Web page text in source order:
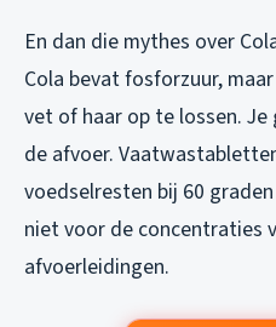
En dan die mythes over
Cola bevat fosforzuur,
vet of haar op te lossen.
de afvoer.
voedselresten bij 60
niet voor de concentraties
afvoerleidingen.